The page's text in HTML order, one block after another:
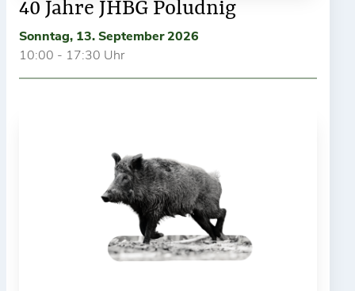
40 Jahre JHBG Poludnig
Sonntag, 13. September 2026
10:00 - 17:30 Uhr